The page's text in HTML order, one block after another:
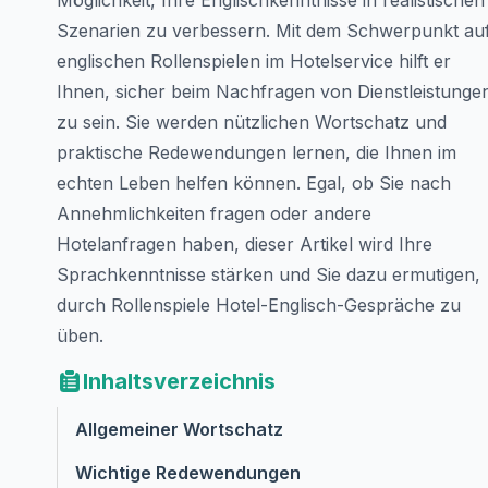
Szenarien zu verbessern. Mit dem Schwerpunkt
englischen Rollenspielen im Hotelservice hilft er
Ihnen, sicher beim Nachfragen von
zu sein. Sie werden nützlichen Wortschatz und
praktische Redewendungen lernen, die Ihnen im
echten Leben helfen können. Egal, ob Sie nach
Annehmlichkeiten fragen oder andere
Hotelanfragen haben, dieser Artikel wird Ihre
Sprachkenntnisse stärken und Sie dazu ermutigen,
durch Rollenspiele Hotel-Englisch-Gespräche zu
üben.
Inhaltsverzeichnis
Allgemeiner Wortschatz
Wichtige Redewendungen